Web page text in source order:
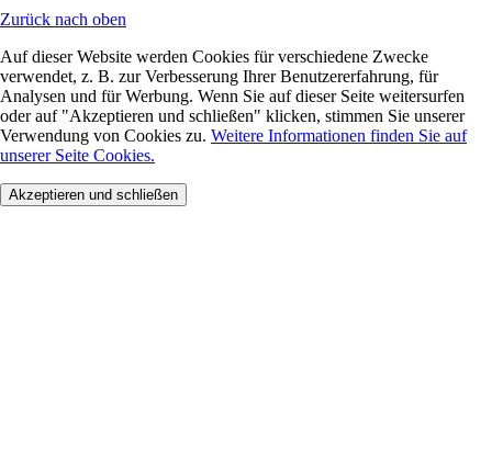
Zurück nach oben
Auf dieser Website werden Cookies für verschiedene Zwecke
verwendet, z. B. zur Verbesserung Ihrer Benutzererfahrung, für
Analysen und für Werbung. Wenn Sie auf dieser Seite weitersurfen
oder auf "Akzeptieren und schließen" klicken, stimmen Sie unserer
Verwendung von Cookies zu. Weitere Informationen finden Sie auf
unserer Seite Cookies.
Akzeptieren und schließen